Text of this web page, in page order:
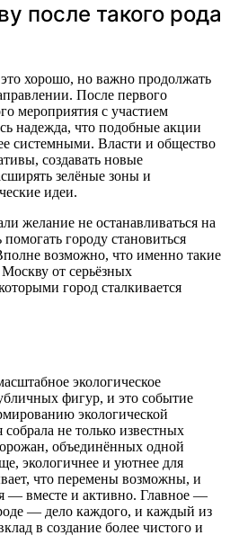
после такого рода
хорошо, но важно продолжать
После первого
мероприятия с участием
надежда, что подобные акции
системными. Власти и общество
создавать новые
зелёные зоны и
идеи.
желание не останавливаться на
городу становиться
возможно, что именно такие
от серьёзных
город сталкивается
экологическое
фигур, и это событие
экологической
не только известных
объединённых одной
экологичнее и уютнее для
что перемены возможны, и
— вместе и активно. Главное —
— дело каждого, и каждый из
в создание более чистого и